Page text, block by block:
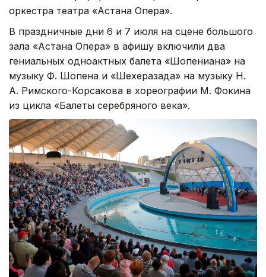
оркестра театра «Астана Опера».
В праздничные дни 6 и 7 июля на сцене большого
зала «Астана Опера» в афишу включили два
гениальных одноактных балета «Шопениана» на
музыку Ф. Шопена и «Шехеразада» на музыку Н.
А. Римского-Корсакова в хореографии М. Фокина
из цикла «Балеты серебряного века».